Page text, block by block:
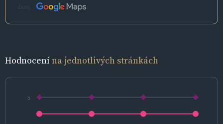
Zdroj:
Hodnocenína jednotlivých stránkách
5